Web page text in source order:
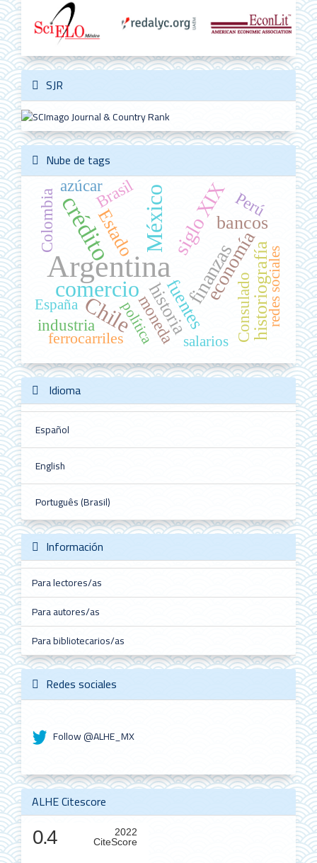
SJR
Nube de tags
Argentina
crédito
comercio
México
Chile
finanzas
siglo XIX
economía
historia
fuentes historiografía
bancos
Estado
Brasil
industria
Perú
moneda
azúcar
Consulado
Colombia
ferrocarrilespolítica
España redes sociales
salarios
Idioma
Español
English
Português (Brasil)
Información
Para lectores/as
Para autores/as
Para bibliotecarios/as
Redes sociales
Follow @ALHE_MX
ALHE Citescore
0.4
2022
CiteScore